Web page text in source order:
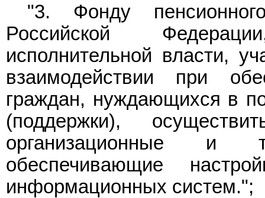
"3. Фонду
Российской
исполнительной власти,
взаимодействии при
граждан, нуждающихся в
(поддержки),
организационные и
обеспечивающие
информационных систем.";